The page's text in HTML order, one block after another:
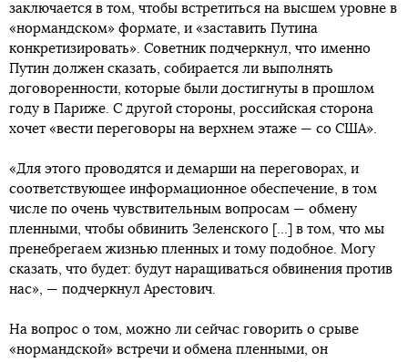
заключается в том, чтобы встретиться на высшем уровне в
«нормандском» формате, и «заставить Путина
конкретизировать». Советник подчеркнул, что именно
Путин должен сказать, собирается ли выполнять
договоренности, которые были достигнуты в прошлом
году в Париже. С другой стороны, российская сторона
хочет «вести переговоры на верхнем этаже — со США».
«Для этого проводятся и демарши на переговорах, и
соответствующее информационное обеспечение, в том
числе по очень чувствительным вопросам — обмену
пленными, чтобы обвинить Зеленского [...] в том, что мы
пренебрегаем жизнью пленных и тому подобное. Могу
сказать, что будет: будут наращиваться обвинения против
нас», — подчеркнул Арестович.
На вопрос о том, можно ли сейчас говорить о срыве
«нормандской» встречи и обмена пленными, он